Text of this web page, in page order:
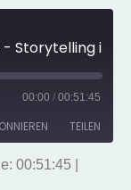
00:00 / 00:51:45
TEILEN
00:51:45